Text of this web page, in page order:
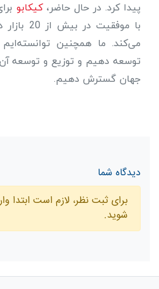
پیدا کرد. در حال حاضر،کیکابو
با
می‌کند. ما همچنین
توسعه دهیم و توزیع و توسعه
جهان گسترش دهیم.
دیدگاه شما
برای ثبت نظر، لازم است ابتدا
شوید.